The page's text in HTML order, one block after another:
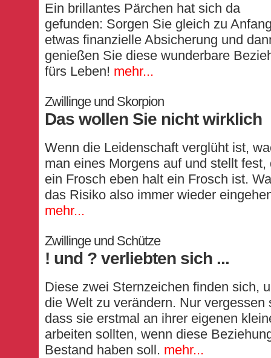
Ein brillantes Pärchen hat sich da
gefunden: Sorgen Sie gleich zu
etwas finanzielle Absicherung und
genießen Sie diese wunderbare
fürs Leben! mehr...
Zwillinge und Skorpion
Das wollen Sie nicht wirklich
Wenn die Leidenschaft verglüht ist,
man eines Morgens auf und stellt fest,
ein Frosch eben halt ein Frosch ist.
das Risiko also immer wieder
mehr...
Zwillinge und Schütze
! und ? verliebten sich ...
Diese zwei Sternzeichen finden sich,
die Welt zu verändern. Nur vergessen
dass sie erstmal an ihrer eigenen
arbeiten sollten, wenn diese
Bestand haben soll. mehr...